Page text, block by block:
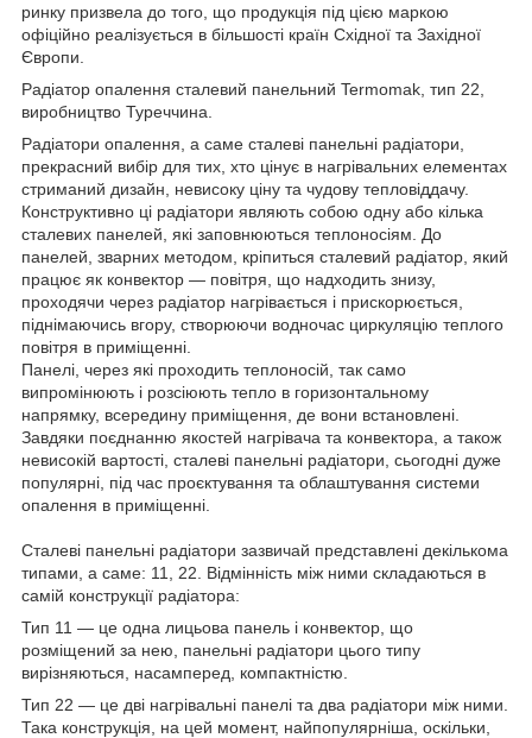
ринку призвела до того, що продукція під цією маркою
офіційно реалізується в більшості країн Східної та Західної
Європи.
Радіатор опалення сталевий панельний Termomak, тип 22,
виробництво Туреччина.
Радіатори опалення, а саме сталеві панельні радіатори,
прекрасний вибір для тих, хто цінує в нагрівальних елементах
стриманий дизайн, невисоку ціну та чудову тепловіддачу.
Конструктивно ці радіатори являють собою одну або кілька
сталевих панелей, які заповнюються теплоносіям. До
панелей, зварних методом, кріпиться сталевий радіатор, який
працює як конвектор — повітря, що надходить знизу,
проходячи через радіатор нагрівається і прискорюється,
піднімаючись вгору, створюючи водночас циркуляцію теплого
повітря в приміщенні.
Панелі, через які проходить теплоносій, так само
випромінюють і розсіюють тепло в горизонтальному
напрямку, всередину приміщення, де вони встановлені.
Завдяки поєднанню якостей нагрівача та конвектора, а також
невисокій вартості, сталеві панельні радіатори, сьогодні дуже
популярні, під час проєктування та облаштування системи
опалення в приміщенні.
Сталеві панельні радіатори зазвичай представлені декількома
типами, а саме: 11, 22. Відмінність між ними складаються в
самій конструкції радіатора:
Тип 11 — це одна лицьова панель і конвектор, що
розміщений за нею, панельні радіатори цього типу
вирізняються, насамперед, компактністю.
Тип 22 — це дві нагрівальні панелі та два радіатори між ними.
Така конструкція, на цей момент, найпопулярніша, оскільки,